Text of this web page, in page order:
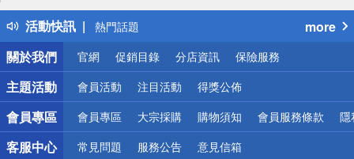
活動快訊
得獎公告
熱門話題
銀行優惠
偏遠地區配送
詐騙網頁！請小心！
more
關於我們
官網 促銷目錄 分店資訊 保險服務
主題活動 會員活動 注目活動 得獎公佈
會員專區 會員專區 大宗採購 購物須知 會員服務條款 隱
客服中心 常見問題 服務公告 意見信箱